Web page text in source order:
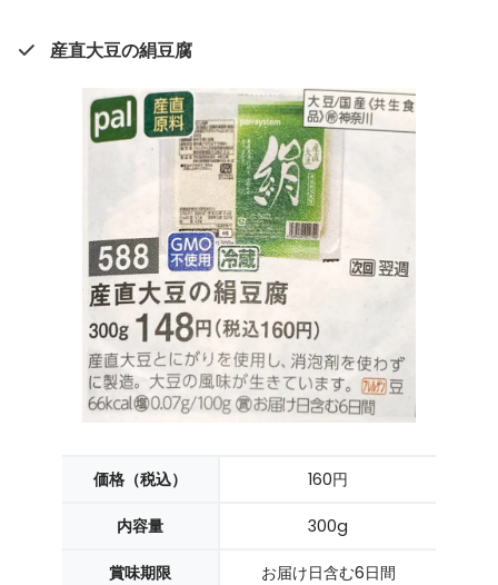
産直大豆の絹豆腐
価格（税込） 160円
内容量 300g
賞味期限 お届け日含む6日間